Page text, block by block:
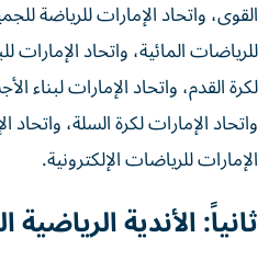
القوى، واتحاد الإمارات للرياضة
للرياضات المائية، واتحاد الإمارات
لكرة القدم، واتحاد الإمارات لبناء
واتحاد الإمارات لكرة السلة، واتحاد
الإمارات للرياضات الإلكترونية.
ثانياً: الأندية